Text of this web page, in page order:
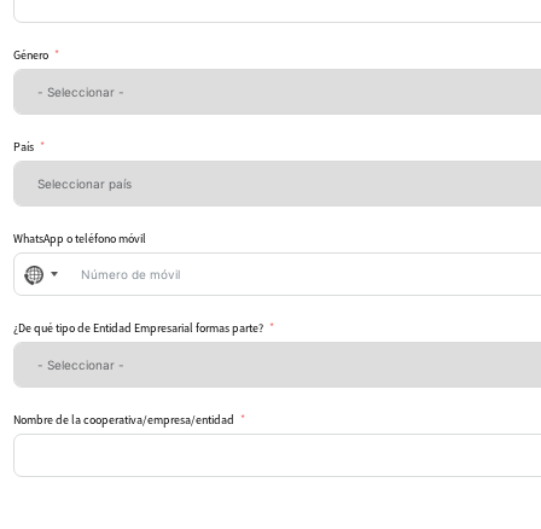
Género
País
WhatsApp o teléfono móvil
No
se
ningún
¿De qué tipo de Entidad Empresarial formas parte?
Nombre de la cooperativa/empresa/entidad